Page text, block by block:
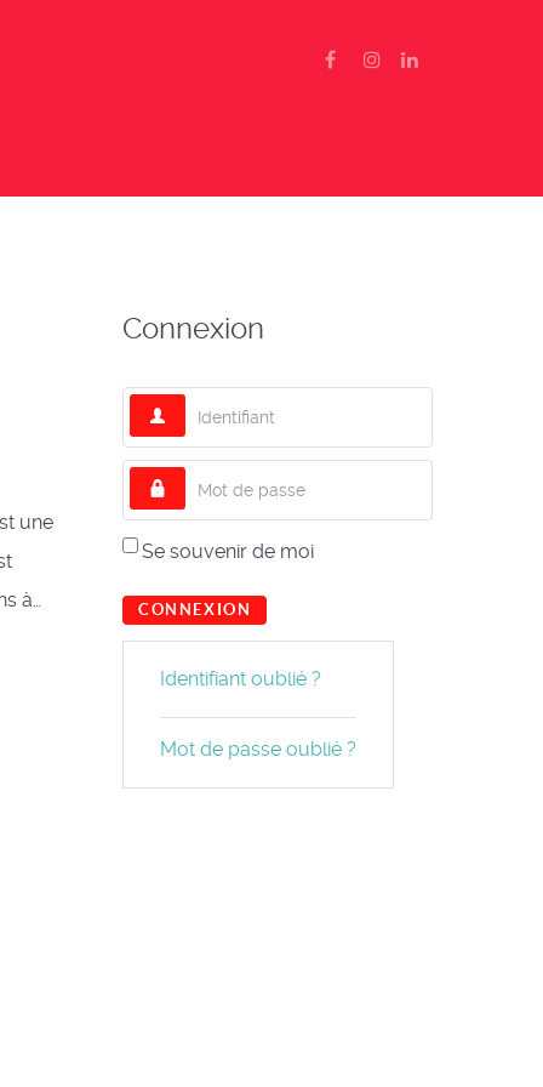
une
à…
Connexion
Identifiant
Se souvenir de moi
CONNEXION
Identifiant oublié ?
Mot de passe oublié ?